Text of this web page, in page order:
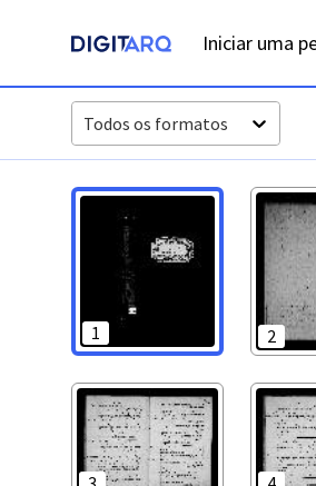
Iniciar uma
Todos os formatos
1 2